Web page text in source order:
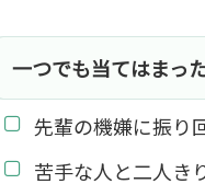
一つでも当てはまっ
先輩の機嫌に振り
苦手な人と二人き